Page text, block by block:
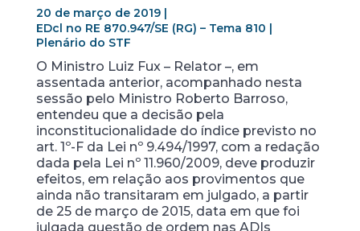
20 de março de 2019 |
EDcl no RE 870.947/SE (RG) – Tema 810 |
Plenário do STF
O Ministro Luiz Fux – Relator –, em
assentada anterior, acompanhado nesta
sessão pelo Ministro Roberto Barroso,
entendeu que a decisão pela
inconstitucionalidade do índice previsto no
art. 1º-F da Lei nº 9.494/1997, com a redação
dada pela Lei nº 11.960/2009, deve produzir
efeitos, em relação aos provimentos que
ainda não transitaram em julgado, a partir
de 25 de março de 2015, data em que foi
julgada questão de ordem nas ADIs